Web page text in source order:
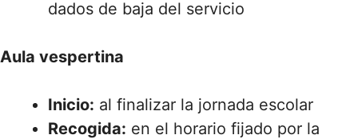
dados de baja del servicio
Aula vespertina
Inicio: al finalizar la jornada escolar
Recogida: en el horario fijado por la